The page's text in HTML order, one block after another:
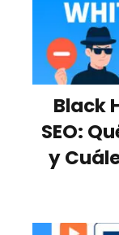
Black
SEO:
y